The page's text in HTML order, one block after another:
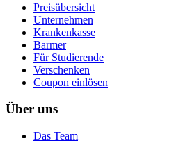
Preisübersicht
Unternehmen
Krankenkasse
Barmer
Für Studierende
Ver­schen­ken
Coupon einlösen
Über uns
Das Team